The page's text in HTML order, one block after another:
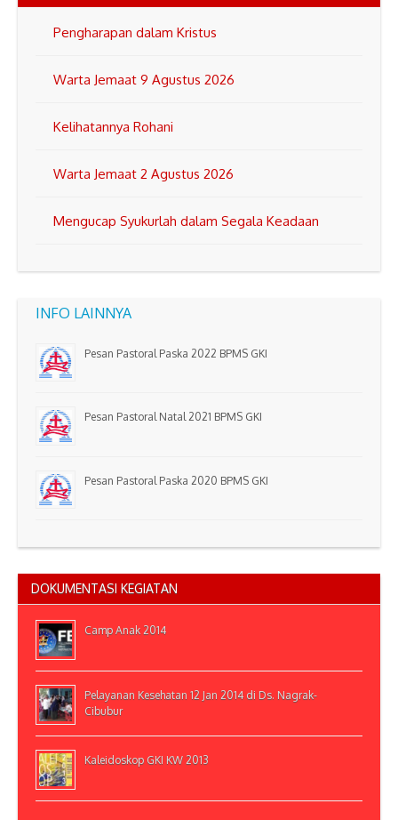
Pengharapan dalam Kristus
Warta Jemaat 9 Agustus 2026
Kelihatannya Rohani
Warta Jemaat 2 Agustus 2026
Mengucap Syukurlah dalam Segala Keadaan
INFO LAINNYA
Pesan Pastoral Paska 2022 BPMS GKI
Pesan Pastoral Natal 2021 BPMS GKI
Pesan Pastoral Paska 2020 BPMS GKI
DOKUMENTASI KEGIATAN
Camp Anak 2014
Pelayanan Kesehatan 12 Jan 2014 di Ds. Nagrak-
Cibubur
Kaleidoskop GKI KW 2013